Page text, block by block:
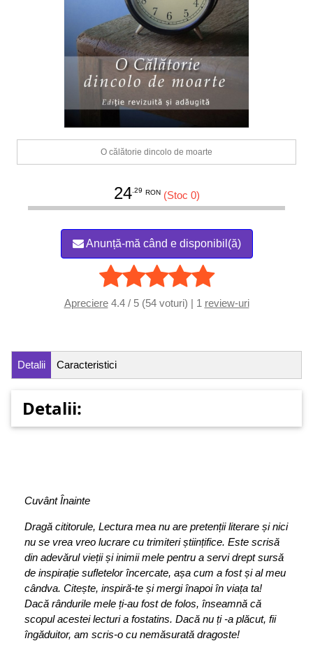
O călătorie dincolo de moarte
24.29 RON (Stoc 0)
Anunță-mă când e disponibil(ă)
Apreciere4.4 / 5 (54 voturi) | 1 review-uri
Detalii Caracteristici
Detalii:
Cuvânt Înainte
Dragă cititorule, Lectura mea nu are pretenții literare și nici
nu se vrea vreo lucrare cu trimiteri științifice. Este scrisă
din adevărul vieții și inimii mele pentru a servi drept sursă
de inspirație sufletelor încercate, așa cum a fost și al meu
cândva. Citește, inspiră-te și mergi înapoi în viața ta!
Dacă rândurile mele ți-au fost de folos, înseamnă că
scopul acestei lecturi a fostatins. Dacă nu ți -a plăcut, fii
îngăduitor, am scris-o cu nemăsurată dragoste!